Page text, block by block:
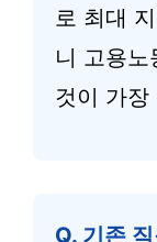
로 최대
니 고용
것이 가장
Q. 기존